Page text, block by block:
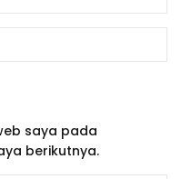
saya pada
berikutnya.